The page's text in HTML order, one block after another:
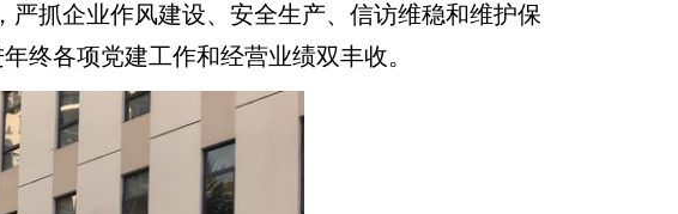
抓企业作风建设、安全生产、信访维稳和维护保
终各项党建工作和经营业绩双丰收。